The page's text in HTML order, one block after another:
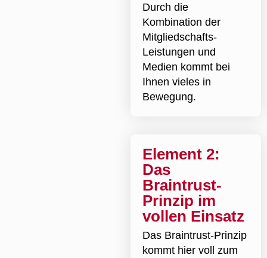
Durch die
Kombination der
Mitgliedschafts-
Leistungen und
Medien kommt bei
Ihnen vieles in
Bewegung.
Element 2:
Das
Braintrust-
Prinzip im
vollen Einsatz
Das Braintrust-Prinzip
kommt hier voll zum